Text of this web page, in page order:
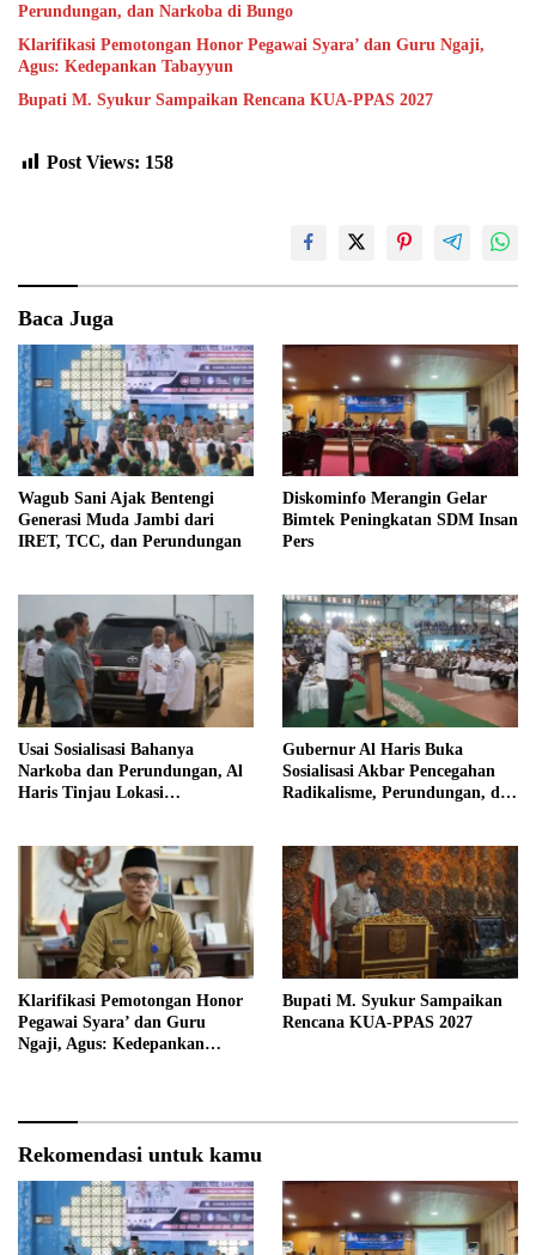
Perundungan, dan Narkoba di Bungo
Klarifikasi Pemotongan Honor Pegawai Syara’ dan Guru Ngaji,
Agus: Kedepankan Tabayyun
Bupati M. Syukur Sampaikan Rencana KUA-PPAS 2027
Post Views: 158
Baca Juga
Wagub Sani Ajak Bentengi
Generasi Muda Jambi dari
IRET, TCC, dan Perundungan
Diskominfo Merangin Gelar
Bimtek Peningkatan SDM Insan
Pers
Usai Sosialisasi Bahanya
Narkoba dan Perundungan, Al
Haris Tinjau Lokasi
Gubernur Al Haris Buka
Sosialisasi Akbar Pencegahan
Radikalisme, Perundungan, dan
Klarifikasi Pemotongan Honor
Pegawai Syara’ dan Guru
Ngaji, Agus: Kedepankan
Bupati M. Syukur Sampaikan
Rencana KUA-PPAS 2027
Rekomendasi untuk kamu